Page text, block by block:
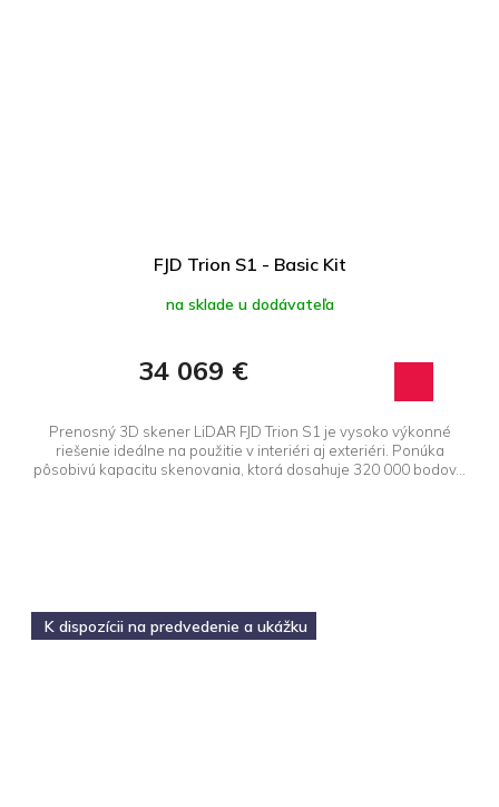
FJD Trion S1 - Basic Kit
na sklade u dodávateľa
34 069 €
Prenosný 3D skener LiDAR FJD Trion S1 je vysoko výkonné
riešenie ideálne na použitie v interiéri aj exteriéri. Ponúka
pôsobivú kapacitu skenovania, ktorá dosahuje 320 000 bodov...
K dispozícii na predvedenie a ukážku